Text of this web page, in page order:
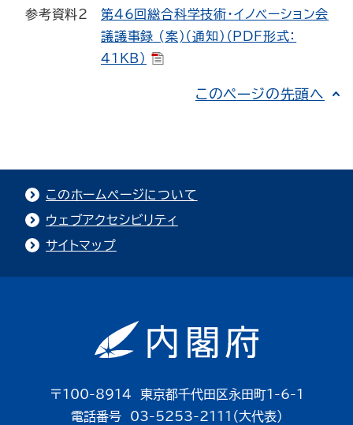
参考資料2
第46回総合科学技術・イノベーション会
議議事録 (案)（通知）（PDF形式：
41KB）
このページの先頭へ
このホームページについて
ウェブアクセシビリティ
サイトマップ
〒100-8914 東京都千代田区永田町1-6-1
電話番号 03-5253-2111（大代表）